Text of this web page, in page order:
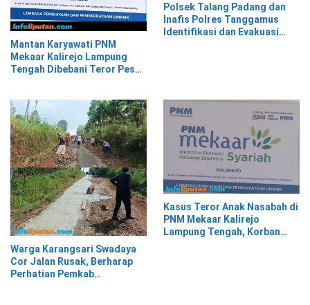
Mantan Karyawati PNM
Mekaar Kalirejo Lampung
Tengah Dibebani Teror Pesan
Polsek Talang Padang dan
Inafis Polres Tanggamus
Identifikasi dan Evakuasi
Warga Karangsari Swadaya
Cor Jalan Rusak, Berharap
Perhatian Pemkab
Kasus Teror Anak Nasabah di
PNM Mekaar Kalirejo
Lampung Tengah, Korban